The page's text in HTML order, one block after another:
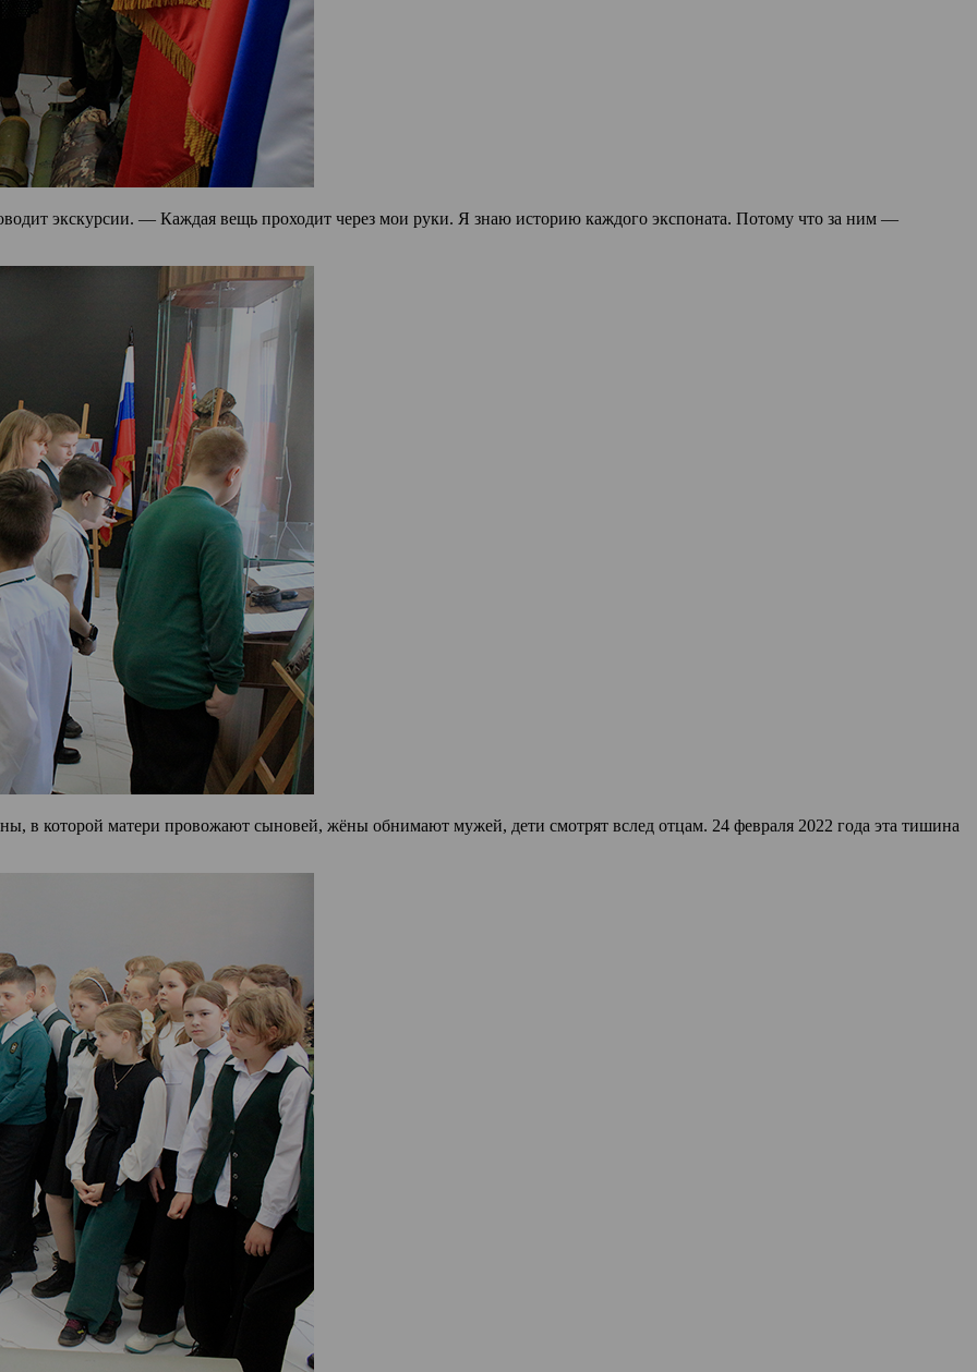
экскурсии. — Каждая вещь проходит через мои руки. Я знаю историю каждого экспоната. Потому что за ним —
в которой матери провожают сыновей, жёны обнимают мужей, дети смотрят вслед отцам. 24 февраля 2022 года эта тишина